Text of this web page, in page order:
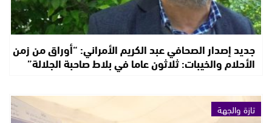
جديد إصدار الصحافي عبد الكريم الأمراني: “أوراق من زمن
الأحلام والخيبات: ثلاثون عاما في بلاط صاحبة الجلالة”
تازة والجهة